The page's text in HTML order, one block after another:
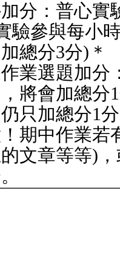
加分：普心
驗參與每小
總分3分)＊
作業選題加
將會加總分
只加總分1
！期中作業
文章等等)